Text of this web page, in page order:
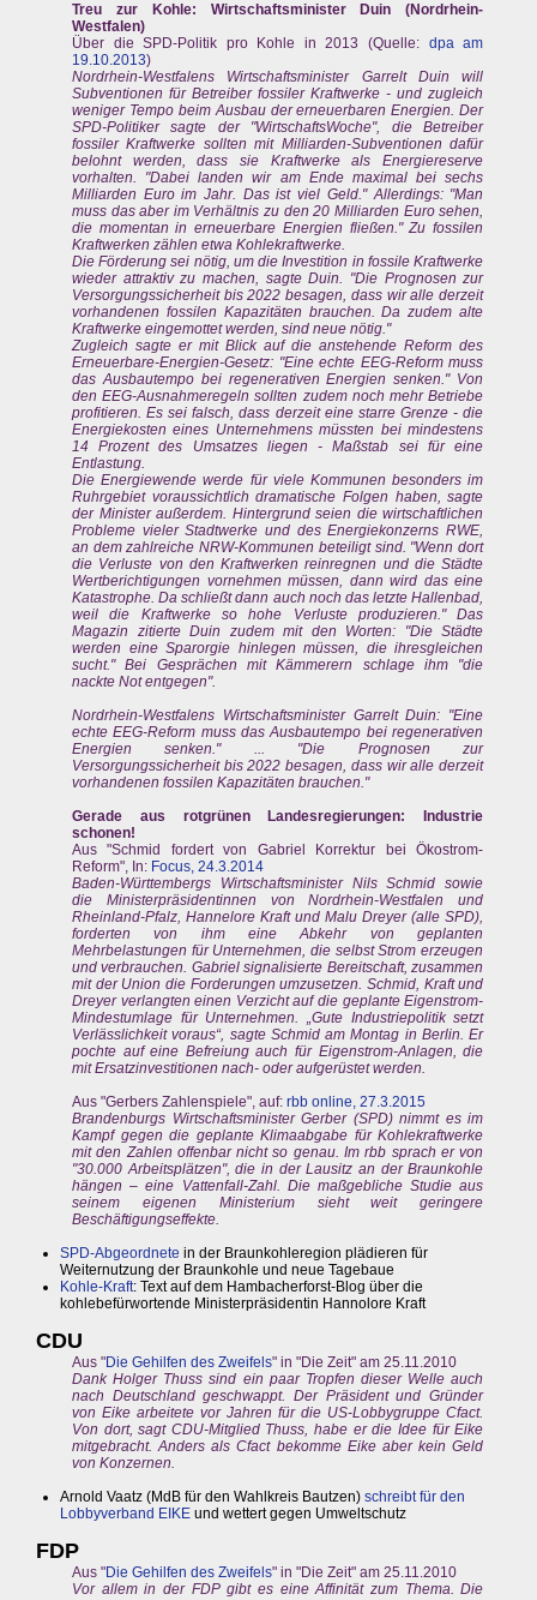
Treu zur Kohle: Wirtschaftsminister Duin (Nordrhein-
Westfalen)
Über die SPD-Politik pro Kohle in 2013 (Quelle: dpa am
19.10.2013)
Nordrhein-Westfalens Wirtschaftsminister Garrelt Duin will
Subventionen für Betreiber fossiler Kraftwerke - und zugleich
weniger Tempo beim Ausbau der erneuerbaren Energien. Der
SPD-Politiker sagte der "WirtschaftsWoche", die Betreiber
fossiler Kraftwerke sollten mit Milliarden-Subventionen dafür
belohnt werden, dass sie Kraftwerke als Energiereserve
vorhalten. "Dabei landen wir am Ende maximal bei sechs
Milliarden Euro im Jahr. Das ist viel Geld." Allerdings: "Man
muss das aber im Verhältnis zu den 20 Milliarden Euro sehen,
die momentan in erneuerbare Energien fließen." Zu fossilen
Kraftwerken zählen etwa Kohlekraftwerke.
Die Förderung sei nötig, um die Investition in fossile Kraftwerke
wieder attraktiv zu machen, sagte Duin. "Die Prognosen zur
Versorgungssicherheit bis 2022 besagen, dass wir alle derzeit
vorhandenen fossilen Kapazitäten brauchen. Da zudem alte
Kraftwerke eingemottet werden, sind neue nötig."
Zugleich sagte er mit Blick auf die anstehende Reform des
Erneuerbare-Energien-Gesetz: "Eine echte EEG-Reform muss
das Ausbautempo bei regenerativen Energien senken." Von
den EEG-Ausnahmeregeln sollten zudem noch mehr Betriebe
profitieren. Es sei falsch, dass derzeit eine starre Grenze - die
Energiekosten eines Unternehmens müssten bei mindestens
14 Prozent des Umsatzes liegen - Maßstab sei für eine
Entlastung.
Die Energiewende werde für viele Kommunen besonders im
Ruhrgebiet voraussichtlich dramatische Folgen haben, sagte
der Minister außerdem. Hintergrund seien die wirtschaftlichen
Probleme vieler Stadtwerke und des Energiekonzerns RWE,
an dem zahlreiche NRW-Kommunen beteiligt sind. "Wenn dort
die Verluste von den Kraftwerken reinregnen und die Städte
Wertberichtigungen vornehmen müssen, dann wird das eine
Katastrophe. Da schließt dann auch noch das letzte Hallenbad,
weil die Kraftwerke so hohe Verluste produzieren." Das
Magazin zitierte Duin zudem mit den Worten: "Die Städte
werden eine Sparorgie hinlegen müssen, die ihresgleichen
sucht." Bei Gesprächen mit Kämmerern schlage ihm "die
nackte Not entgegen".
Nordrhein-Westfalens Wirtschaftsminister Garrelt Duin: "Eine
echte EEG-Reform muss das Ausbautempo bei regenerativen
Energien senken." ... "Die Prognosen zur
Versorgungssicherheit bis 2022 besagen, dass wir alle derzeit
vorhandenen fossilen Kapazitäten brauchen."
Gerade aus rotgrünen Landesregierungen: Industrie
schonen!
Aus "Schmid fordert von Gabriel Korrektur bei Ökostrom-
Reform", In: Focus, 24.3.2014
Baden-Württembergs Wirtschaftsminister Nils Schmid sowie
die Ministerpräsidentinnen von Nordrhein-Westfalen und
Rheinland-Pfalz, Hannelore Kraft und Malu Dreyer (alle SPD),
forderten von ihm eine Abkehr von geplanten
Mehrbelastungen für Unternehmen, die selbst Strom erzeugen
und verbrauchen. Gabriel signalisierte Bereitschaft, zusammen
mit der Union die Forderungen umzusetzen. Schmid, Kraft und
Dreyer verlangten einen Verzicht auf die geplante Eigenstrom-
Mindestumlage für Unternehmen. „Gute Industriepolitik setzt
Verlässlichkeit voraus“, sagte Schmid am Montag in Berlin. Er
pochte auf eine Befreiung auch für Eigenstrom-Anlagen, die
mit Ersatzinvestitionen nach- oder aufgerüstet werden.
Aus "Gerbers Zahlenspiele", auf: rbb online, 27.3.2015
Brandenburgs Wirtschaftsminister Gerber (SPD) nimmt es im
Kampf gegen die geplante Klimaabgabe für Kohlekraftwerke
mit den Zahlen offenbar nicht so genau. Im rbb sprach er von
"30.000 Arbeitsplätzen", die in der Lausitz an der Braunkohle
hängen – eine Vattenfall-Zahl. Die maßgebliche Studie aus
seinem eigenen Ministerium sieht weit geringere
Beschäftigungseffekte.
SPD-Abgeordnete in der Braunkohleregion plädieren für
Weiternutzung der Braunkohle und neue Tagebaue
Kohle-Kraft: Text auf dem Hambacherforst-Blog über die
kohlebefürwortende Ministerpräsidentin Hannolore Kraft
CDU
Aus "Die Gehilfen des Zweifels" in "Die Zeit" am 25.11.2010
Dank Holger Thuss sind ein paar Tropfen dieser Welle auch
nach Deutschland geschwappt. Der Präsident und Gründer
von Eike arbeitete vor Jahren für die US-Lobbygruppe Cfact.
Von dort, sagt CDU-Mitglied Thuss, habe er die Idee für Eike
mitgebracht. Anders als Cfact bekomme Eike aber kein Geld
von Konzernen.
Arnold Vaatz (MdB für den Wahlkreis Bautzen) schreibt für den
Lobbyverband EIKE und wettert gegen Umweltschutz
FDP
Aus "Die Gehilfen des Zweifels" in "Die Zeit" am 25.11.2010
Vor allem in der FDP gibt es eine Affinität zum Thema. Die